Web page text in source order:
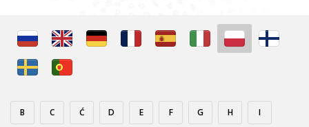
B C Ć D E F G H I